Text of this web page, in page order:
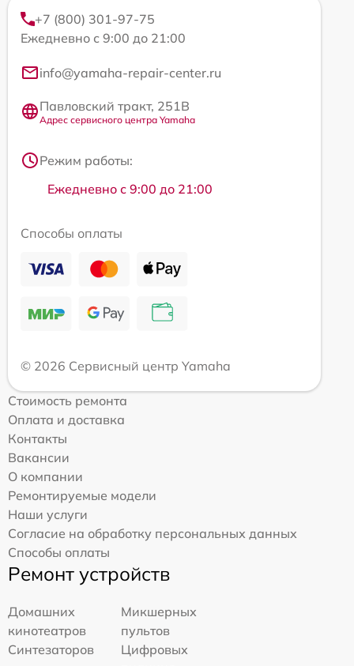
+7 (800) 301-97-75
Ежедневно с 9:00 до 21:00
info@yamaha-repair-center.ru
Павловский тракт, 251В
Адрес сервисного центра Yamaha
Режим работы:
Ежедневно с 9:00 до 21:00
Способы оплаты
© 2026 Сервисный центр Yamaha
Стоимость ремонта
Оплата и доставка
Контакты
Вакансии
О компании
Ремонтируемые модели
Наши услуги
Согласие на обработку персональных данных
Способы оплаты
Ремонт устройств
Домашних
кинотеатров
Микшерных
пультов
Синтезаторов
Цифровых